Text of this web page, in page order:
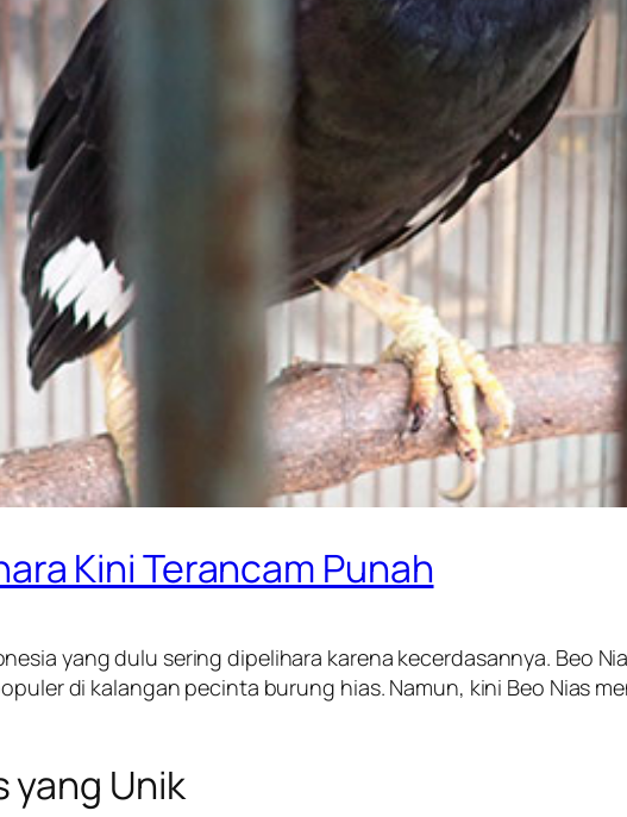
Kini Terancam Punah
yang dulu sering dipelihara karena kecerdasannya. Beo
di kalangan pecinta burung hias. Namun, kini Beo Nias
yang Unik